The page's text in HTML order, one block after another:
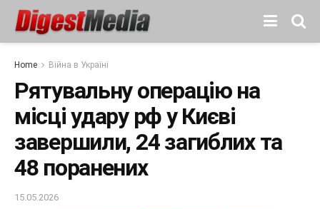
Home Війна в Україні
Рятувальну операцію на
місці удару рф у Києві
завершили, 24 загиблих та
48 поранених
15.05.2026